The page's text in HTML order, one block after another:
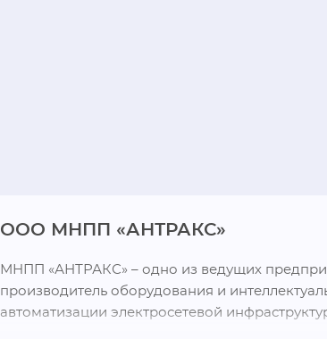
ООО МНПП «АНТРАКС»
МНПП «АНТРАКС» – одно из ведущих
производитель оборудования и
автоматизации электросетевой